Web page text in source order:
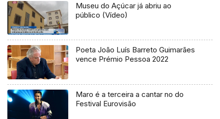
Museu do Açúcar já abriu ao
público (Vídeo)
Poeta João Luís Barreto Guimarães
vence Prémio Pessoa 2022
Maro é a terceira a cantar no do
Festival Eurovisão